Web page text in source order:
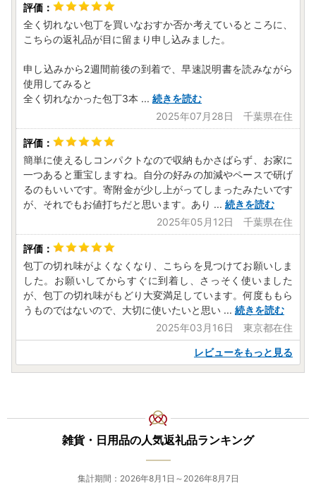
全く切れない包丁を買いなおすか否か考えているところに、
こちらの返礼品が目に留まり申し込みました。
申し込みから2週間前後の到着で、早速説明書を読みながら
使用してみると
全く切れなかった包丁3本 ... 続きを読む
2025年07月28日 千葉県在住
簡単に使えるしコンパクトなので収納もかさばらず、お家に
一つあると重宝しますね。自分の好みの加減やペースで研げ
るのもいいです。寄附金が少し上がってしまったみたいです
が、それでもお値打ちだと思います。あり ... 続きを読む
2025年05月12日 千葉県在住
包丁の切れ味がよくなくなり、こちらを見つけてお願いしま
した。お願いしてからすぐに到着し、さっそく使いました
が、包丁の切れ味がもどり大変満足しています。何度ももら
うものではないので、大切に使いたいと思い ... 続きを読む
2025年03月16日 東京都在住
レビューをもっと見る
雑貨・日用品の人気返礼品ランキング
集計期間：2026年8月1日～2026年8月7日